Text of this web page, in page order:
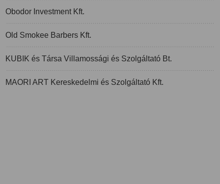
Obodor Investment Kft.
Old Smokee Barbers Kft.
KUBIK és Társa Villamossági és Szolgáltató Bt.
MAORI ART Kereskedelmi és Szolgáltató Kft.